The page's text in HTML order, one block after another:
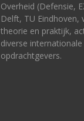
Overheid (Defensie,
Delft, TU Eindhoven,
theorie en praktijk,
diverse internationale
opdrachtgevers.